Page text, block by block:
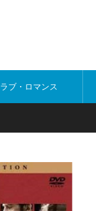
ラブ・ロマンス